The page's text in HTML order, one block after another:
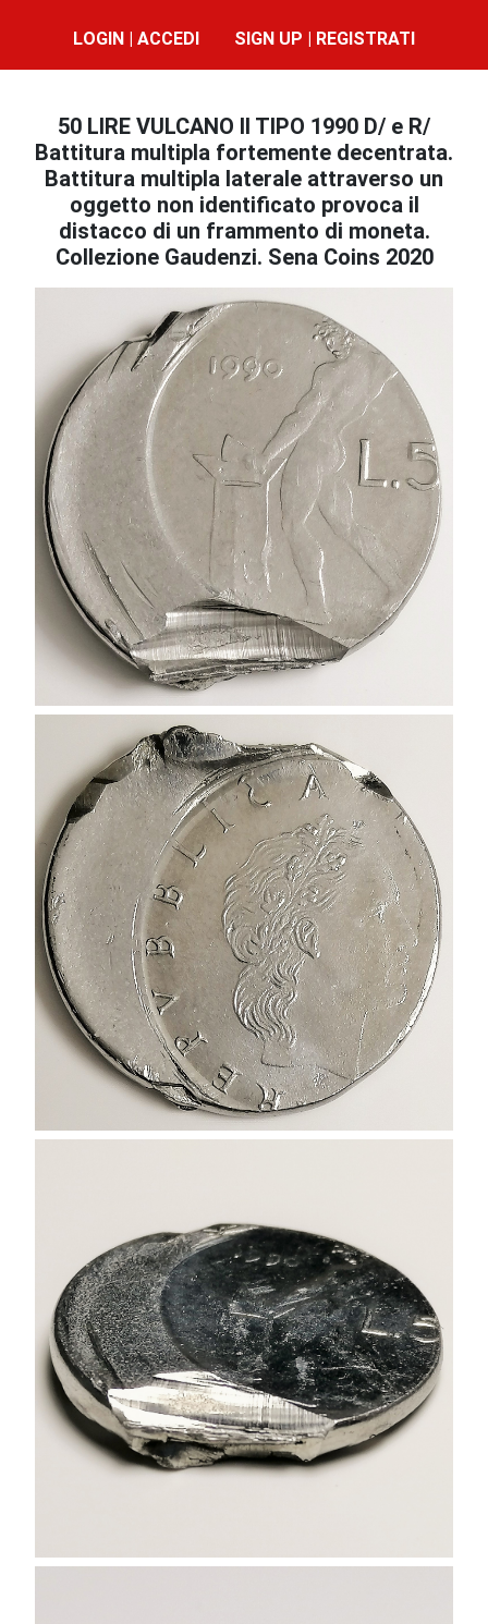
LOGIN | ACCEDI SIGN UP | REGISTRATI
50 LIRE VULCANO II TIPO 1990 D/ e R/
Battitura multipla fortemente decentrata.
Battitura multipla laterale attraverso un
oggetto non identificato provoca il
distacco di un frammento di moneta.
Collezione Gaudenzi. Sena Coins 2020